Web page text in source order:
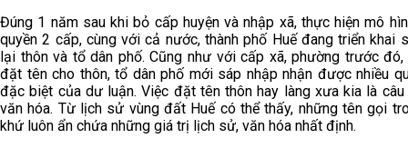
Đúng 1 năm sau khi bỏ cấp huyện và nhập xã, thực hiện mô
quyền 2 cấp, cùng với cả nước, thành phố Huế đang triển khai
lại thôn và tổ dân phố. Cũng như với cấp xã, phường trước đó,
đặt tên cho thôn, tổ dân phố mới sáp nhập nhận được nhiều
đặc biệt của dư luận. Việc đặt tên thôn hay làng xưa kia là câu
văn hóa. Từ lịch sử vùng đất Huế có thể thấy, những tên gọi
khứ luôn ẩn chứa những giá trị lịch sử, văn hóa nhất định.